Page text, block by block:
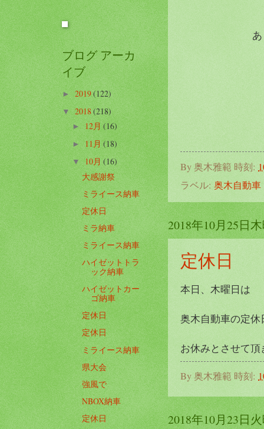
By奥木雅範 時刻:
ラベル: 奥木自動車
2018年10月25日
定休日
本日、木曜日は
奥木自動車の定休
お休みとさせて頂
By奥木雅範 時刻:
2018年10月23日
ブログ アーカ
イブ
►2019(122)
▼ 2018(218)
►12月(16)
►11月(18)
▼10月(16)
大感謝祭
ミライース納車
定休日
ミラ納車
ミライース納車
ハイゼットトラ
ック納車
ハイゼットカー
ゴ納車
定休日
定休日
ミライース納車
県大会
強風で
NBOX納車
定休日